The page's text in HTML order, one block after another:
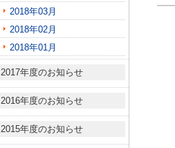
2018年03月
2018年02月
2018年01月
2017年度のお知らせ
2016年度のお知らせ
2015年度のお知らせ